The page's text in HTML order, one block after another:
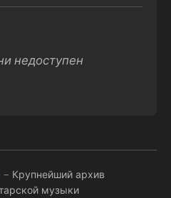
недоступен
— Крупнейший архив
музыки